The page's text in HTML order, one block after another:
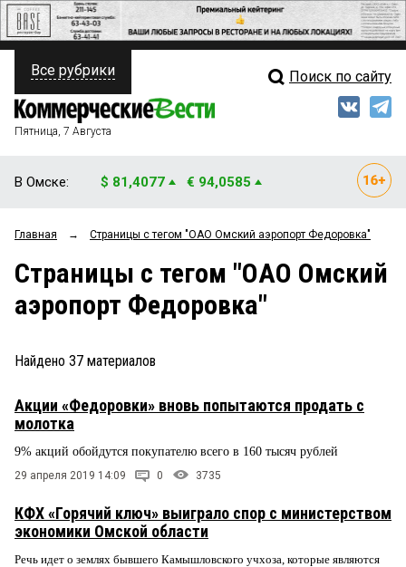
ПОЛИТИКА
ФИНАНСЫ
ОБЩЕСТВО
ЗАКОН
НОВОСТИ КОМПАНИЙ
ПРОИСШЕСТВИЯ
СТИЛЬ ЖИЗНИ
Свежий выпуск
Мнения
Рейтинги
Блоги
Все рубрики Поиск по сайту
Пятница, 7 Августа
В Омске: $ 81,4077 € 94,0585
Главная → Страницы c тегом "ОАО Омский аэропорт Федоровка"
Страницы c тегом "ОАО Омский
аэропорт Федоровка"
Найдено 37 материалов
Акции «Федоровки» вновь попытаются продать с
молотка
9% акций обойдутся покупателю всего в 160 тысяч рублей
29 апреля 2019 14:09 0 3735
КФХ «Горячий ключ» выиграло спор с министерством
экономики Омской области
Речь идет о землях бывшего Камышловского учхоза, которые являются